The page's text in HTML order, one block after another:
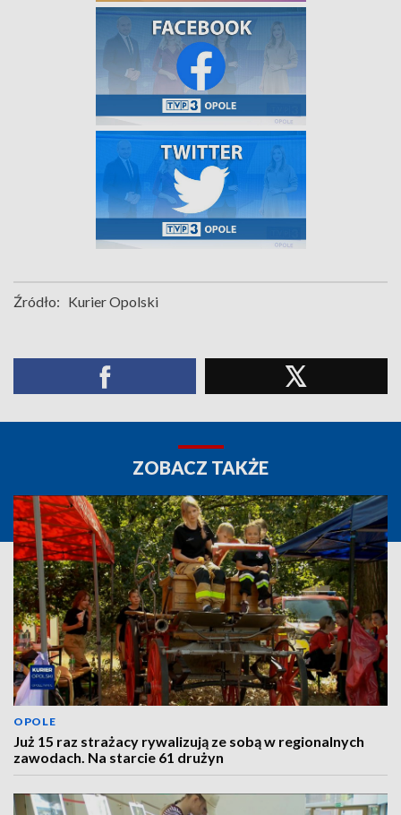
Źródło: Kurier Opolski
ZOBACZ TAKŻE
OPOLE
Już 15 raz strażacy rywalizują ze sobą w regionalnych
zawodach. Na starcie 61 drużyn